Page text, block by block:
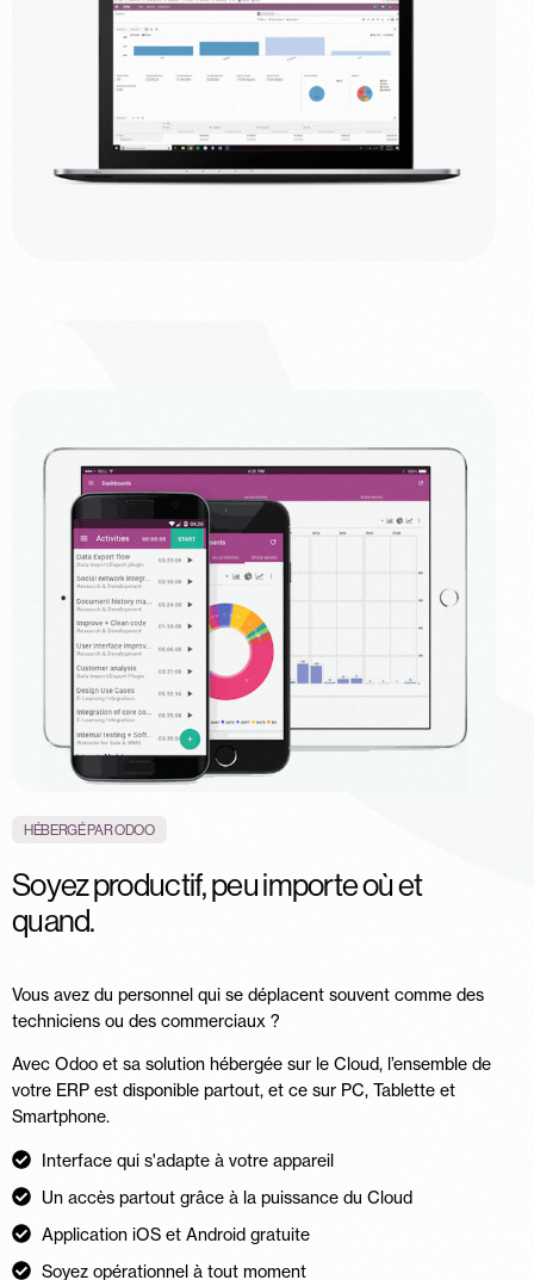
HÉBERGÉ PAR ODOO
Soyez productif, peu importe où et
quand.
Vous avez du personnel qui se déplacent souvent comme des
techniciens ou des commerciaux ?
Avec Odoo et sa solution hébergée sur le Cloud, l’ensemble de
votre ERP est disponible partout, et ce sur PC, Tablette et
Smartphone.
Interface qui s'adapte à votre appareil
Un accès partout grâce à la puissance du Cloud
Application iOS et Android gratuite
Soyez opérationnel à tout moment